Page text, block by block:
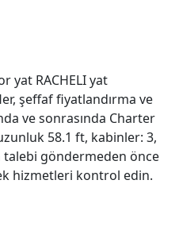
yat RACHELI yat
şeffaf fiyatlandırma ve
ve sonrasında Charter
58.1 ft, kabinler: 3,
talebi göndermeden önce
hizmetleri kontrol edin.